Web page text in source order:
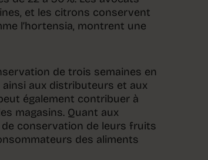
et les citrons conservent
l’hortensia, montrent une
de trois semaines en
aux distributeurs et aux
également contribuer à
magasins. Quant aux
de conservation de leurs fruits
des aliments